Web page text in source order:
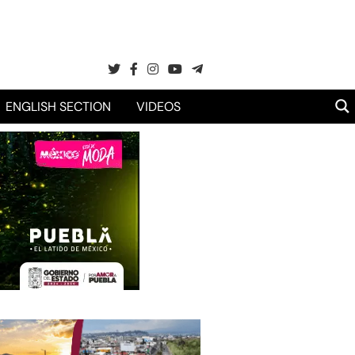
ENGLISH SECTION VIDEOS